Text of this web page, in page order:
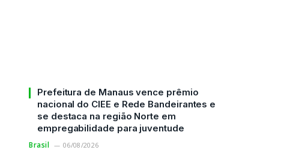
Prefeitura de Manaus vence prêmio
nacional do CIEE e Rede Bandeirantes e
se destaca na região Norte em
empregabilidade para juventude
Brasil 06/08/2026